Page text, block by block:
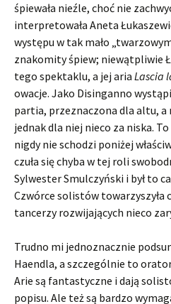
śpiewała nieźle, choć nie
interpretowała Aneta
występu w tak mało
znakomity śpiew; niewątpliwie
tego spektaklu, a jej aria Lascia
owacje. Jako Disinganno
partia, przeznaczona dla altu, a
jednak dla niej nieco za niska.
nigdy nie schodzi poniżej
czuła się chyba w tej roli
Sylwester Smulczyński i był to
Czwórce solistów
tancerzy rozwijających nieco
Trudno mi jednoznacznie
Haendla, a szczególnie to
Arie są fantastyczne i dają
popisu. Ale też są bardzo